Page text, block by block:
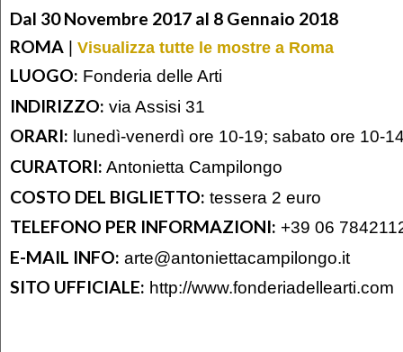
Dal 30 Novembre 2017 al 8 Gennaio 2018
ROMA | Visualizza tutte le mostre a Roma
LUOGO: Fonderia delle Arti
INDIRIZZO: via Assisi 31
ORARI: lunedì-venerdì ore 10-19; sabato ore 10-
CURATORI: Antonietta Campilongo
COSTO DEL BIGLIETTO: tessera 2 euro
TELEFONO PER INFORMAZIONI: +39 06
E-MAIL INFO: arte@antoniettacampilongo.it
SITO UFFICIALE: http://www.fonderiadellearti.com